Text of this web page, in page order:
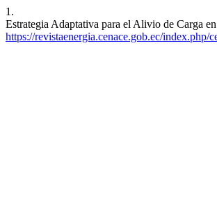
1.
Estrategia Adaptativa para el Alivio de Carga
https://revistaenergia.cenace.gob.ec/index.php/